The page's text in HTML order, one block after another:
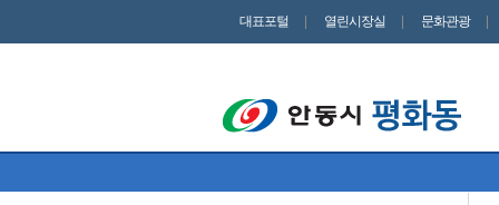
대표포털 열린시장실 문화관광